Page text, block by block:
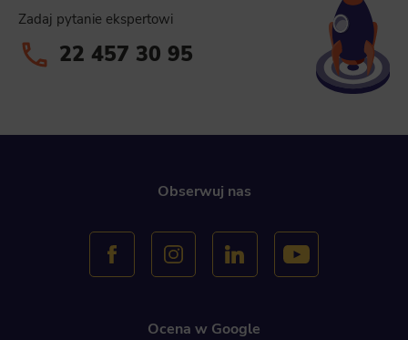
Zadaj pytanie ekspertowi
22 457 30 95
Obserwuj nas
Ocena w Google